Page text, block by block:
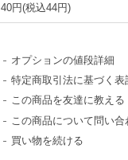
40円(税込44円)
オプションの値段詳細
特定商取引法に基づく表
この商品を友達に教える
この商品について問い合
買い物を続ける